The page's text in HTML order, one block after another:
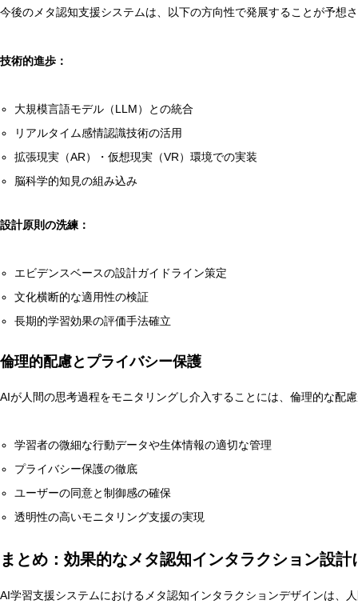
今後のメタ認知支援システムは、以下の方向性で発展することが予想
技術的進歩：
大規模言語モデル（LLM）との統合
リアルタイム感情認識技術の活用
拡張現実（AR）・仮想現実（VR）環境での実装
脳科学的知見の組み込み
設計原則の洗練：
エビデンスベースの設計ガイドライン策定
文化横断的な適用性の検証
長期的学習効果の評価手法確立
倫理的配慮とプライバシー保護
AIが人間の思考過程をモニタリングし介入することには、倫理的な配
学習者の微細な行動データや生体情報の適切な管理
プライバシー保護の徹底
ユーザーの同意と制御感の確保
透明性の高いモニタリング支援の実現
まとめ：効果的なメタ認知インタラクション設計
AI学習支援システムにおけるメタ認知インタラクションデザインは、